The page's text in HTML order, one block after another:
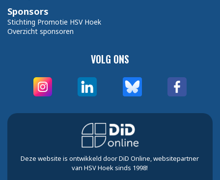
VOLG ONS
Sponsors
Stichting Promotie HSV Hoek
Overzicht sponsoren
Deze website is ontwikkeld door DiD Online, websitepartner
van HSV Hoek sinds 1998!